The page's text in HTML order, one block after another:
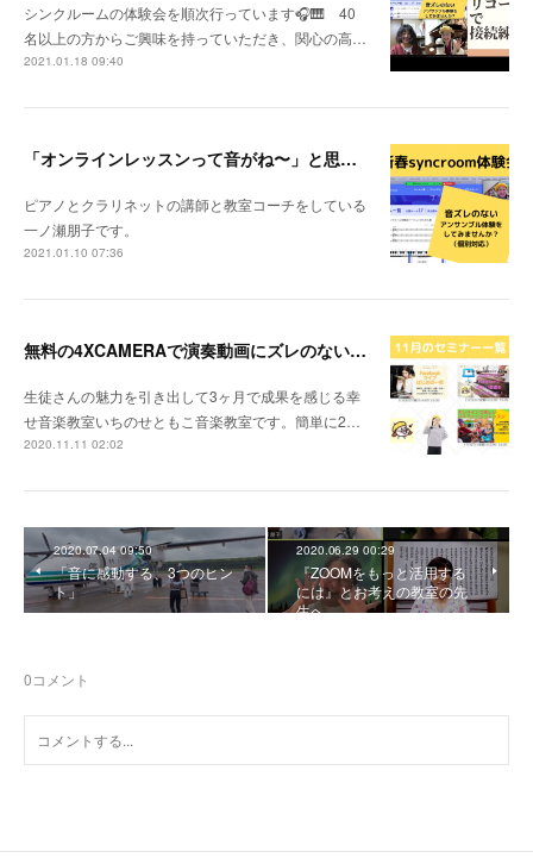
シンクルームの体験会を順次行っています🎧🎹 40
名以上の方からご興味を持っていただき、関心の高…
2021.01.18 09:40
「オンラインレッスンって音がね〜」と思われてる先生へ
ピアノとクラリネットの講師と教室コーチをしている
一ノ瀬朋子です。
2021.01.10 07:36
無料の4XCAMERAで演奏動画にズレのないアンサンブルを加える方法
生徒さんの魅力を引き出して3ヶ月で成果を感じる幸
せ音楽教室いちのせともこ音楽教室です。簡単に2…
2020.11.11 02:02
2020.07.04 09:50
「音に感動する、3つのヒン
ト」
2020.06.29 00:29
『ZOOMをもっと活用する
には』とお考えの教室の先
生へ
0コメント